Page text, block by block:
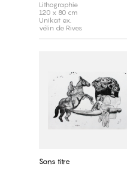
Lithographie
120 x 80 cm
Unikat ex.
vélin de Rives
Sans titre